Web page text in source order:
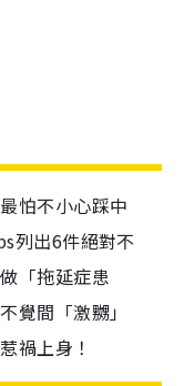
怕不小心踩中
列出6件絕對不
「拖延症患
覺間「激嬲」
禍上身！